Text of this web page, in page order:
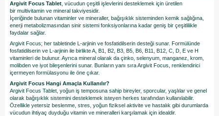
Argivit Focus Tablet , vücudun çeşitli işlevlerini desteklemek için üretilen
bir multivitamin ve mineral takviyesidir.
İçeriğinde bulunan vitaminler ve mineraller, bağışıklık sisteminden kemik sağlığına,
enerji metabolizmasından sinir sistemi fonksiyonlarına kadar geniş bir çeşitlilikle
faydalar sağlar.
Argivit Focus; her tabletinde L-arjinin ve fosfatidilserin desteği sunar. Formülünde
fosfatidilserin ve L-arjinin ile birlikte A, B1, B2, B3, B5, B6, B11, B12, C, D, E ve H
vitaminleri de bulunur. Ayrıca mineral olarak da çinko, selenyum, manganez, krom,
molibden ve iyot bileşenlerini sunar. Bunların yanı sıra Argivit Focus, renklendirici
içermeyen formülasyonu ile öne çıkar.
Argivit Focus Hangi Amaçla Kullanılır?
Argivit Focus Tablet, yoğun iş temposuna sahip bireyler, sporcular, yaşlılar ve genel
olarak bağışıklık sistemini desteklemek isteyen herkes tarafından kullanılabilir.
Özellikle yetersiz beslenme, stres, yoğun fiziksel aktivite ve hastalık gibi durumlarda
vücudun ihtiyaç duyduğu vitamin ve mineralleri karşılamak için idealdir.